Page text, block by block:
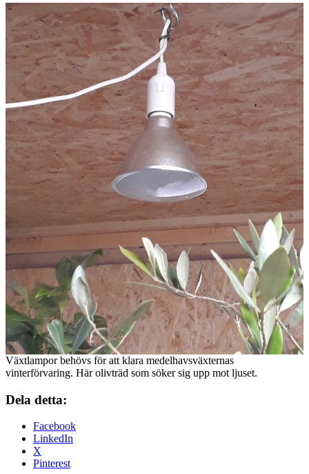
Växtlampor behövs för att klara medelhavsväxternas
vinterförvaring. Här olivträd som söker sig upp mot ljuset.
Dela detta:
Facebook
LinkedIn
X
Pinterest